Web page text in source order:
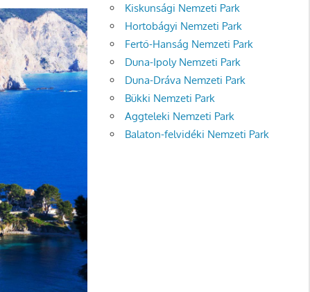
Kiskunsági Nemzeti Park
Hortobágyi Nemzeti Park
Fertő-Hanság Nemzeti Park
Duna-Ipoly Nemzeti Park
Duna-Dráva Nemzeti Park
Bükki Nemzeti Park
Aggteleki Nemzeti Park
Balaton-felvidéki Nemzeti Park